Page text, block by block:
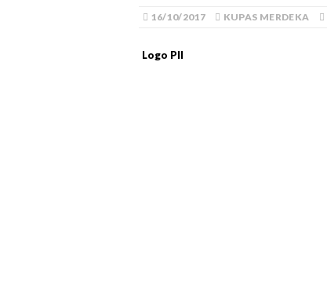
16/10/2017 KUPAS MERDEKA
Logo PII